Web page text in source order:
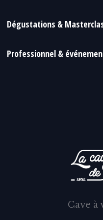
Dégustations &
Professionnel &
Cave à